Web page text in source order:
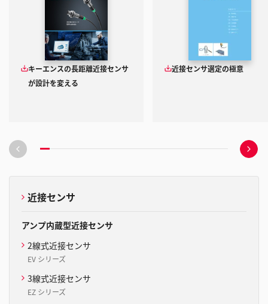
キーエンスの長距離近接センサ
が設計を変える
近接センサ選定の極意
前
イ
ド
移
動
次
近接センサ
アンプ内蔵型近接センサ
2線式近接センサ
EV シリーズ
3線式近接センサ
EZ シリーズ